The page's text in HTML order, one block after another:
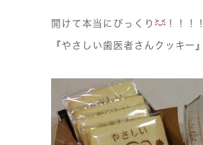
開けて本当にびっくり ！！！！
『やさしい歯医者さんクッキー』